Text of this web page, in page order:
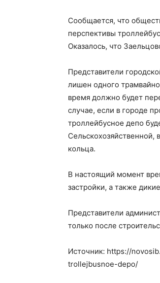
Сообщается, что
перспективы
Оказалось, что
Представители
лишен одного
время должно будет
случае, если в городе
троллейбусное депо
Сельскохозяйственной,
кольца.
В настоящий момент
застройки, а также
Представители
только после
Источник: https://
trollejbusnoe-depo/